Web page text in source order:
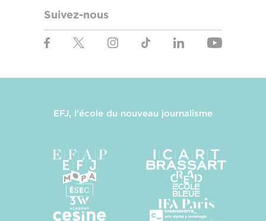
Suivez-nous
EFJ, l'école du nouveau journalisme